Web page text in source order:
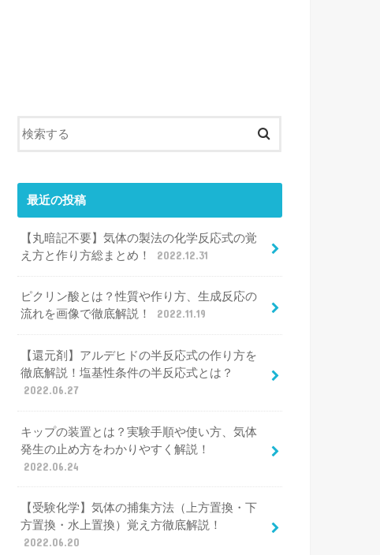
最近の投稿
【丸暗記不要】気体の製法の化学反応式の覚
え方と作り方総まとめ！
2022.12.31
ピクリン酸とは？性質や作り方、生成反応の
流れを画像で徹底解説！
2022.11.19
【還元剤】アルデヒドの半反応式の作り方を
徹底解説！塩基性条件の半反応式とは？
2022.06.27
キップの装置とは？実験手順や使い方、気体
発生の止め方をわかりやすく解説！
2022.06.24
【受験化学】気体の捕集方法（上方置換・下
方置換・水上置換）覚え方徹底解説！
2022.06.20